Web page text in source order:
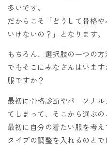
多いです。
だからこそ「どうして骨格
いけないの？」となります。
もちろん、選択肢の一つの
でもそこにみなさんはいま
服ですか？
最初に骨格診断やパーソナ
てしまって、そこから選ぶの
最初に自分の着たい服を考
タイプの調整を入れるのとで